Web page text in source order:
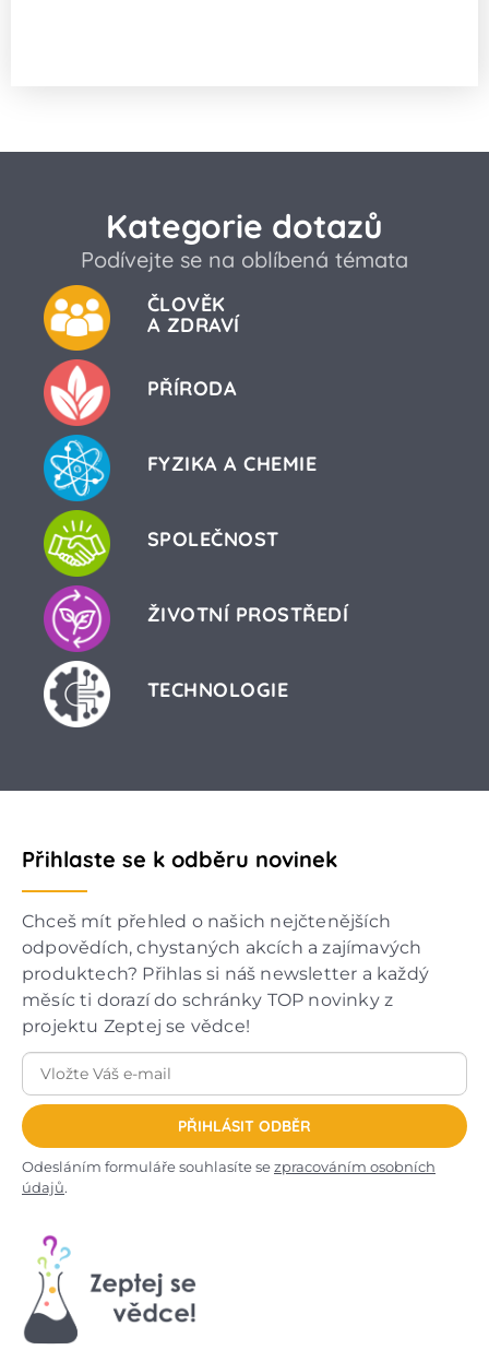
Kategorie dotazů
Podívejte se na oblíbená témata
ČLOVĚK
A ZDRAVÍ
PŘÍRODA
FYZIKA A CHEMIE
SPOLEČNOST
ŽIVOTNÍ PROSTŘEDÍ
TECHNOLOGIE
Přihlaste se k odběru novinek
Chceš mít přehled o našich nejčtenějších
odpovědích, chystaných akcích a zajímavých
produktech? Přihlas si náš newsletter a každý
měsíc ti dorazí do schránky TOP novinky z
projektu Zeptej se vědce!
PŘIHLÁSIT ODBĚR
Odesláním formuláře souhlasíte sezpracováním osobních
údajů.